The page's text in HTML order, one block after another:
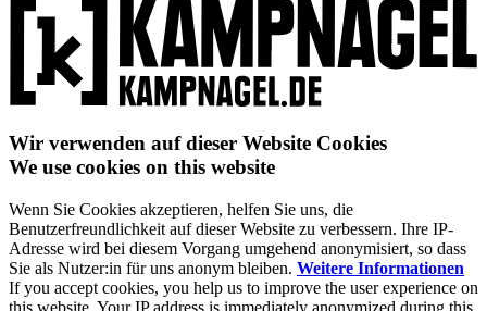
Wir verwenden auf dieser Website Cookies
We use cookies on this website
Wenn Sie Cookies akzeptieren, helfen Sie uns, die
Benutzerfreundlichkeit auf dieser Website zu verbessern. Ihre IP-
Adresse wird bei diesem Vorgang umgehend anonymisiert, so dass
Sie als Nutzer:in für uns anonym bleiben. Weitere Informationen
If you accept cookies, you help us to improve the user experience on
this website. Your IP address is immediately anonymized during this